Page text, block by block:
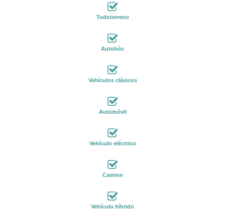
Todoterreno
Autobús
Vehículos clásicos
Automóvil
Vehículo eléctrico
Camion
Vehículo híbrido